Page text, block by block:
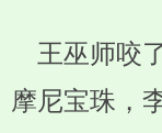
王巫师咬
摩尼宝珠，